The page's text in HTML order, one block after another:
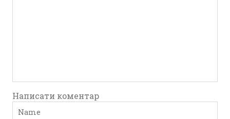
Написати коментар